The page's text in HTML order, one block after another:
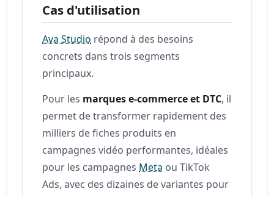
Cas d'utilisation
Ava Studio répond à des besoins
concrets dans trois segments
principaux.
Pour les marques e-commerce et DTC, il
permet de transformer rapidement des
milliers de fiches produits en
campagnes vidéo performantes, idéales
pour les campagnes Meta ou TikTok
Ads, avec des dizaines de variantes pour